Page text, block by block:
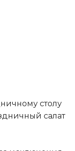
столу
салат